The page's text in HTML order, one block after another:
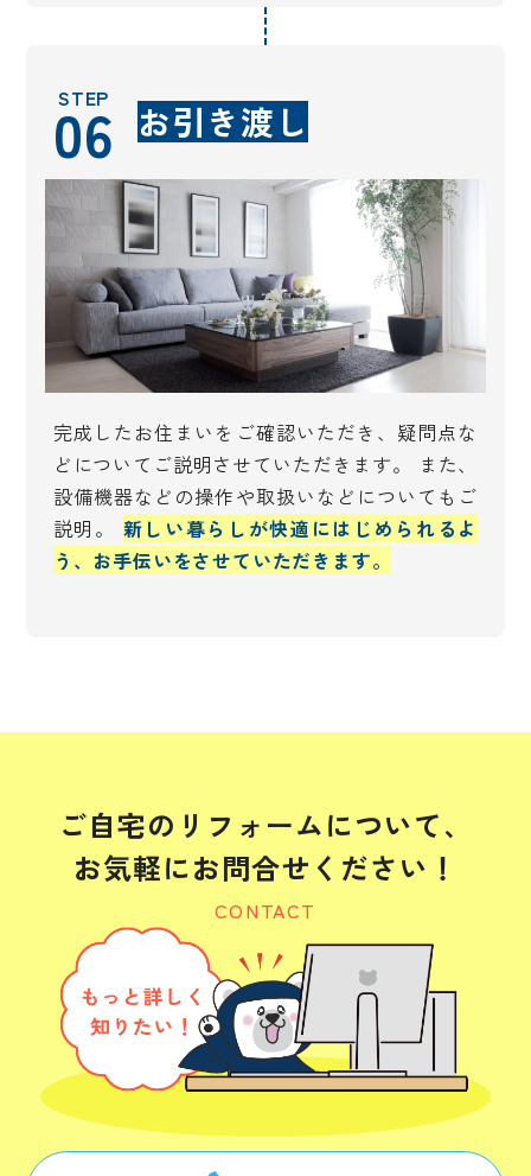
STEP
06 お引き渡し
完成したお住まいをご確認いただき、疑問点な
どについてご説明させていただきます。 また、
設備機器などの操作や取扱いなどについてもご
説明。 新しい暮らしが快適にはじめられるよ
う、お手伝いをさせていただきます。
CONTACT
ご自宅のリフォームについて、
お気軽にお問合せください！